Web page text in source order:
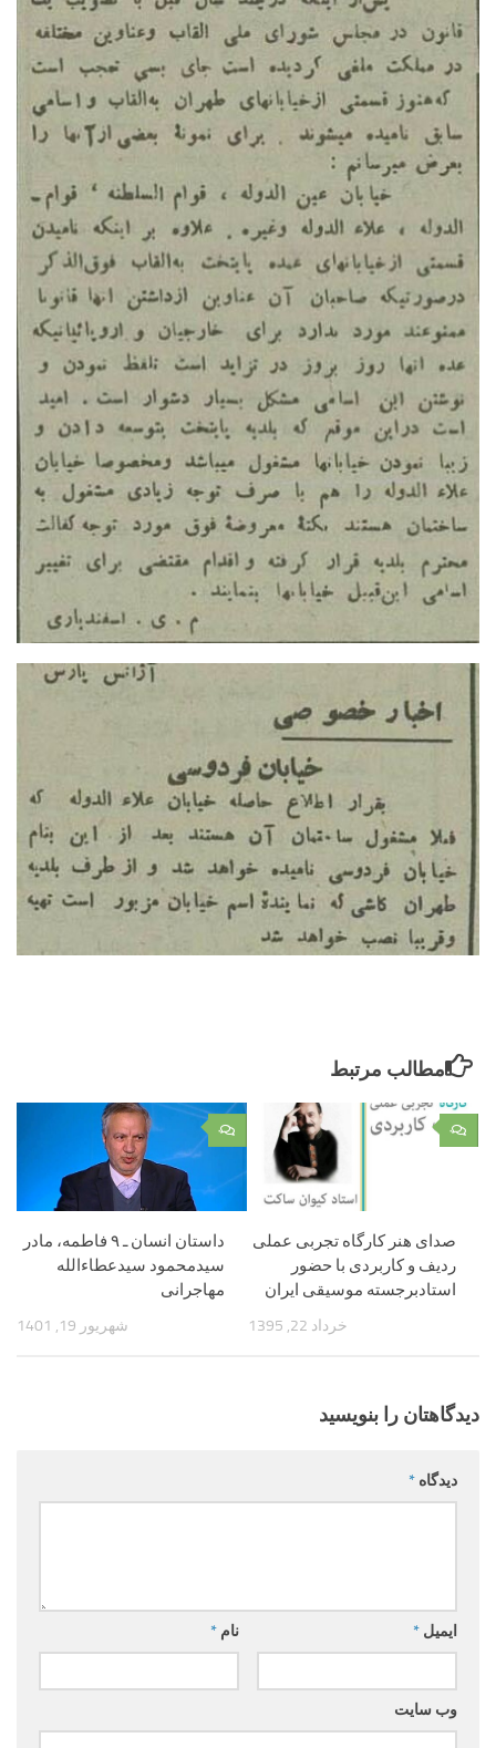
مطالب مرتبط
۰
داستان انسان ـ ۹ فاطمه، مادر
سیدمحمود سیدعطاءالله
مهاجرانی
شهریور 19, 1401
۰
صدای هنر کارگاه تجربی عملی
ردیف و کاربردی با حضور
استادبرجسته موسیقی ایران
خرداد 22, 1395
دیدگاهتان را بنویسید
دیدگاه *
نام * ایمیل *
وب‌ سایت